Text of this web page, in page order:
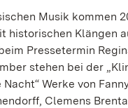
Musik kommen
historischen Klängen
Pressetermin
stehen bei der
Werke von
Clemens